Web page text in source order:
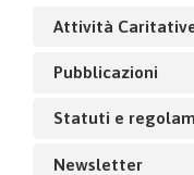
Attività
Pubblicazioni
Statuti e
Newsletter